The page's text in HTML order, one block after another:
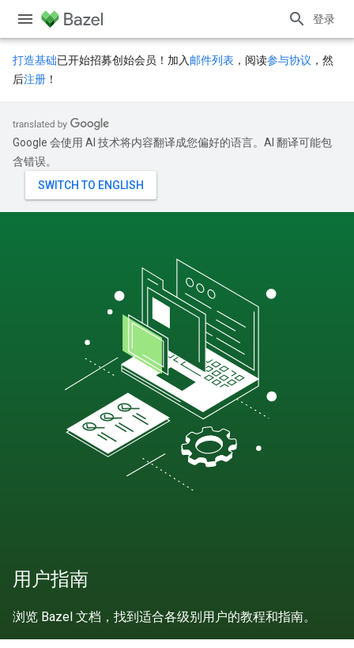
登录
打造基础已开始招募创始会员！加入 邮件列表 ，阅读参与协议 ，然
后注册 ！
Google 会使用 AI 技术将内容翻译成您偏好的语言。AI 翻译可能包
含错误。
用户指南
浏览 Bazel 文档，找到适合各级别用户的教程和指南。